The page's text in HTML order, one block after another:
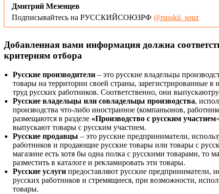
Дмитрий Мезенцев
Подписывайтесь на РУССКИЙСОЮЗРФ @russkii_souz
Добавленная вами информация должна
критериям отбора
Русские производители – это русские владельцы
товары на территории своей страны, зарегистрированные
труд русских работников. Соответственно, они
Русские владельцы или совладельцы производства,
производства что-либо иностранное (компаньонов,
размещаются в разделе «Производство с русским участием
выпускают товары с русским участием.
Русские продавцы – это русские предприниматели,
работников и продающие русские товары или товары с
магазине есть хотя бы одна полка с русскими товарами, то
разместить в каталоге и рекламировать эти товары.
Русские услуги предоставляют русские предприниматели,
русских работников и стремящиеся, при возможности,
товары.